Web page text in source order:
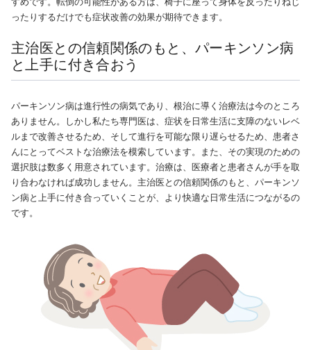
ったりするだけでも症状改善の効果が期待できます。
主治医との信頼関係のもと、パーキンソン病
と上手に付き合おう
パーキンソン病は進行性の病気であり、根治に導く治療法は今のところ
ありません。しかし私たち専門医は、症状を日常生活に支障のないレベ
ルまで改善させるため、そして進行を可能な限り遅らせるため、患者さ
んにとってベストな治療法を模索しています。また、その実現のための
選択肢は数多く用意されています。治療は、医療者と患者さんが手を取
り合わなければ成功しません。主治医との信頼関係のもと、パーキンソ
ン病と上手に付き合っていくことが、より快適な日常生活につながるの
です。